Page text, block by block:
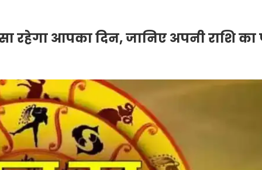
आपका दिन, जानिए अपनी राशि का